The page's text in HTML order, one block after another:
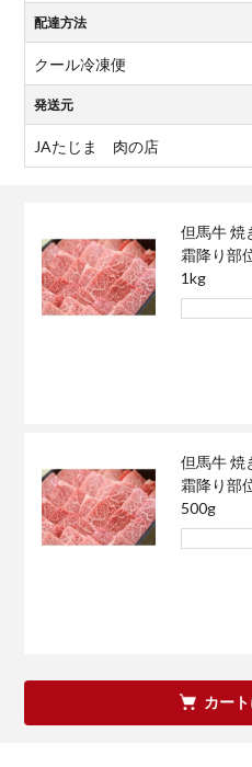
配達方法
クール冷凍便
発送元
JAたじま 肉の店
但馬牛 焼
霜降り部
1kg
但馬牛 焼
霜降り部
500g
カー